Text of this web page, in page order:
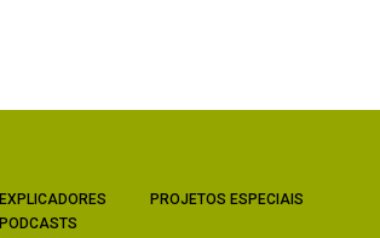
EXPLICADORES
PODCASTS
PROJETOS ESPECIAIS